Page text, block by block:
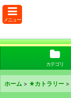
メニュー
カテゴリ
ホーム > ★カトラリー >